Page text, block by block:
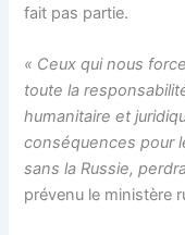
fait pas partie.
« Ceux qui nous
toute la
humanitaire et
conséquences pour
sans la Russie,
prévenu le ministère